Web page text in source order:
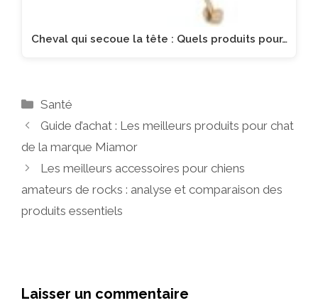
Cheval qui secoue la tête : Quels produits pour…
Catégories
Santé
Guide d’achat : Les meilleurs produits pour chat
de la marque Miamor
Les meilleurs accessoires pour chiens
amateurs de rocks : analyse et comparaison des
produits essentiels
Laisser un commentaire